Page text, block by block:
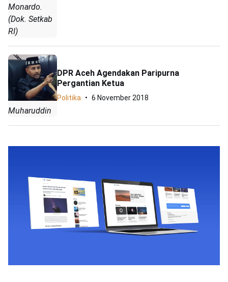
Monardo.
(Dok. Setkab
RI)
Muharuddin
DPR Aceh Agendakan Paripurna
Pergantian Ketua
Politika 6 November 2018